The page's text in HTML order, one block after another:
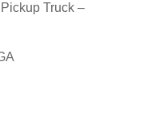
Truck –